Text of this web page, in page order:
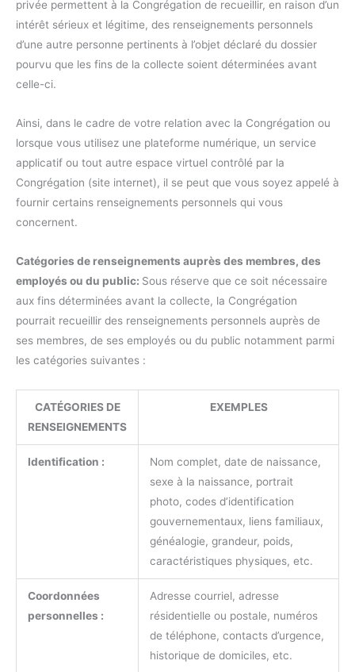
privée permettent à la Congrégation de recueillir, en raison d’un
intérêt sérieux et légitime, des renseignements personnels
d’une autre personne pertinents à l’objet déclaré du dossier
pourvu que les fins de la collecte soient déterminées avant
celle-ci.
Ainsi, dans le cadre de votre relation avec la Congrégation ou
lorsque vous utilisez une plateforme numérique, un service
applicatif ou tout autre espace virtuel contrôlé par la
Congrégation (site internet), il se peut que vous soyez appelé à
fournir certains renseignements personnels qui vous
concernent.
Catégories de renseignements auprès des membres, des
employés ou du public: Sous réserve que ce soit nécessaire
aux fins déterminées avant la collecte, la Congrégation
pourrait recueillir des renseignements personnels auprès de
ses membres, de ses employés ou du public notamment parmi
les catégories suivantes :
CATÉGORIES DE
RENSEIGNEMENTS
EXEMPLES
Identification :
Nom complet, date de naissance,
sexe à la naissance, portrait
photo, codes d’identification
gouvernementaux, liens familiaux,
généalogie, grandeur, poids,
caractéristiques physiques, etc.
Coordonnées
personnelles :
Adresse courriel, adresse
résidentielle ou postale, numéros
de téléphone, contacts d’urgence,
historique de domiciles, etc.